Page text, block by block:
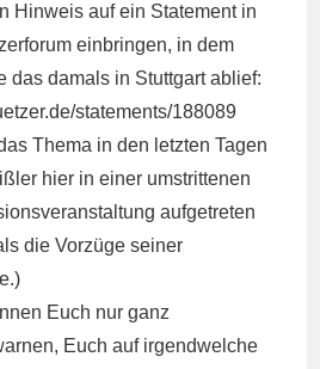
Hinweis auf ein Statement in
einbringen, in dem
das damals in Stuttgart ablief:
statements/188089
Thema in den letzten Tagen
hier in einer umstrittenen
aufgetreten
die Vorzüge seiner
Euch nur ganz
Euch auf irgendwelche